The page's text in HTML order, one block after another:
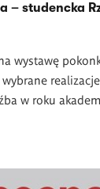
– studencka
wystawę
w roku